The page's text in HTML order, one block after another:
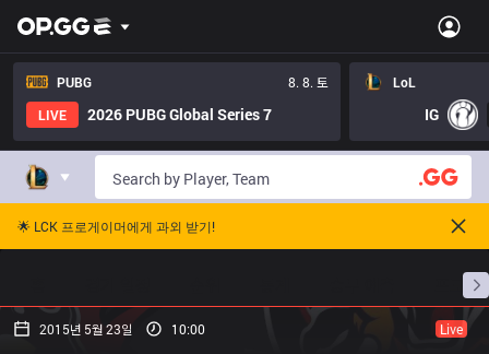
PUBG
8. 8. 토
LIVE
2026 PUBG Global Series 7
LoL
IG
🌟 LCK 프로게이머에게 과외 받기!
프로빌
2015년 5월 23일 10:00 Live